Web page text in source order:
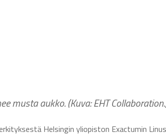
musta aukko. (Kuva: EHT
Helsingin yliopiston Exactumin Linus